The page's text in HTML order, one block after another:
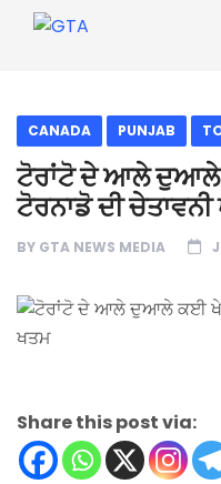
CANADA PUNJAB
ਟੋਰਾਂਟੋ ਦੇ ਆਲੇ ਦੁਆਲੇ
ਟੋਰਨਾਡੋ ਦੀ
BY GTA NEWS MEDIA
Share this post via: